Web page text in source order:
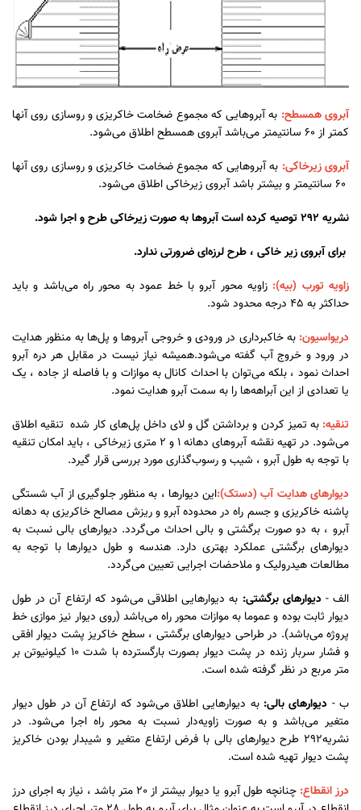
آبروی همسطح: به آبروهایی که مجموع ضخامت خاکریزی و روسازی روی آنها
کمتر از 60 سانتیمتر می‌باشد آبروی همسطح اطلاق می‌شود.
آبروی زیرخاکی: به آبروهایی که مجموع ضخامت خاکریزی و روسازی روی آنها
نشریه 292 توصیه کرده است آبروها به صورت زیرخاکی طرح و اجرا شود.
برای آبروی زیر خاکی ، طرح لرزه‌ای ضرورتی ندارد.
زاویه تورب (بیه): زاویه محور آبرو با خط عمود به محور راه می‌باشد و باید
حداکثر به 45 درجه محدود شود.
دریواسیون:به خاکبرداری در ورودی و خروجی آبروها و پل‌ها به منظور هدایت
در ورود و خروج آب گفته می‌شود.همیشه نیاز نیست در مقابل هر دره آبرو
احداث نمود ، بلکه می‌توان با احداث کانال به موازات و با فاصله از جاده ، یک
یا تعدادی از این آبراهه‌ها را به سمت آبرو هدایت نمود.
تنقیه:به تمیز کردن و برداشتن گل و لای داخل پل‌های کار شده تنقیه اطلاق
می‌شود. در تهیه نقشه‌ آبروهای دهانه 1 و 2 متری زیرخاکی ، باید امکان تنقیه
با توجه به طول آبرو ، شیب و رسوب‌گذاری مورد بررسی قرار گیرد.
دیوارهای هدایت آب (دستک):این دیوارها ، به منظور جلوگیری از آب شستگی
پاشنه خاکریزی و جسم راه در محدوده آبرو و ریزش مصالح خاکریزی به دهانه
آبرو ، به دو صورت برگشتی و بالی احداث می‌گردد. دیوارهای بالی نسبت به
دیوارهای برگشتی عملکرد بهتری دارد. هندسه و طول دیوارها با توجه به
مطالعات هیدرولیک و ملاحضات اجرایی تعیین می‌گردد.
الف - دیوارهای برگشتی: به دیوارهایی اطلاقی می‌شود که ارتفاع آن در طول
دیوار ثابت بوده و عموما به موازات محور راه می‌باشد (روی دیوار نیز موازی خط
پروژه می‌باشد). در طراحی دیوارهای برگشتی ، سطح خاکریز پشت دیوار افقی
و فشار سربار زنده در پشت دیوار بصورت بارگسترده با شدت 10 کیلونیوتن بر
متر مربع در نظر گرفته شده است.
ب - دیوارهای بالی: به دیوارهایی اطلاق می‌شود که ارتفاع آن در طول دیوار
متغیر می‌باشد و به صورت زاویه‌دار نسبت به محور راه اجرا می‌شود. در
نشریه292 طرح دیوارهای بالی با فرض ارتفاع متغیر و شیبدار بودن خاکریز
پشت دیوار تهیه شده است.
درز انقطاع:
چنانچه طول آبرو یا دیوار بیشتر از 20 متر باشد ، نیاز به اجرای درز